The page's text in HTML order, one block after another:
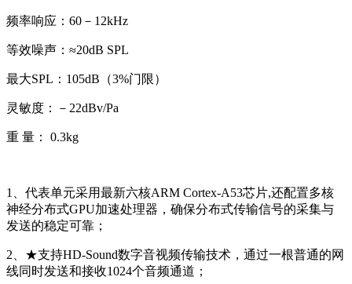
频率响应：60－12kHz
等效噪声：≈20dB SPL
最大SPL：105dB（3%门限）
灵敏度：－22dBv/Pa
重 量： 0.3kg
1、代表单元采用最新六核ARM Cortex-A53芯片,还配置多核
神经分布式GPU加速处理器，确保分布式传输信号的采集与
发送的稳定可靠；
2、★支持HD-Sound数字音视频传输技术，通过一根普通的网
线同时发送和接收1024个音频通道；